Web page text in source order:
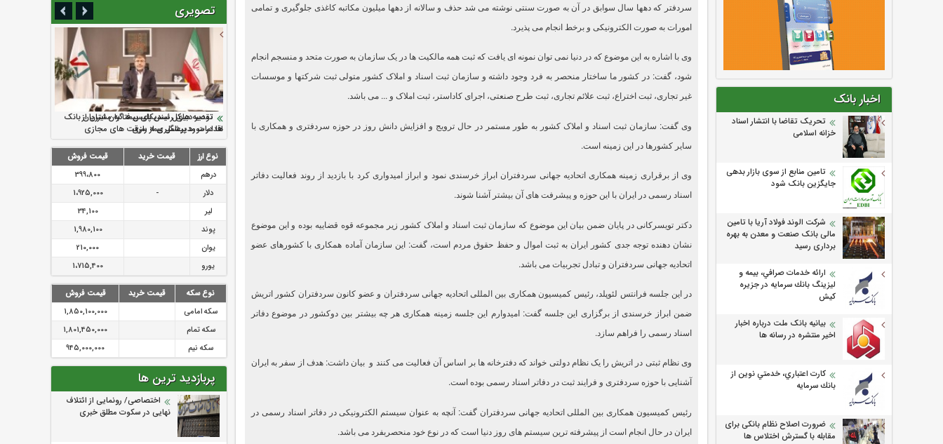
اخبار بانک
تحریک تقاضا با انتشار اسناد
خزانه اسلامی
تامین منابع از سوی بازار بدهی
جایگزین بانک شود
شرکت الوند فولاد آریا با تامین
مالی بانک صنعت و معدن به بهره
برداری رسید
ارائه خدمات صرافي، بيمه و
ليزينگ بانك سرمايه در جزيره
كيش
بیانیه بانک ملت درباره اخبار
اخیر منتشره در رسانه ها
كارت اعتباري، خدمتي نوين از
بانك سرمايه
ضرورت اصلاح نظام بانکی برای
مقابله با گسترش اختلاس ها
سردفتر که دهها سال سوابق در آن به صورت سنتی نوشته می شد حذف و سالانه از دهها میلیون مکاتبه کاغذی جلوگیری و تمامی
امورات به صورت الکترونیکی و برخط انجام می پذیرد.
وی با اشاره به این موضوع که در دنیا نمی توان نمونه ای یافت که ثبت همه مالکیت ها در یک سازمان به صورت متحد و منسجم انجام
شود، گفت: در کشور ما ساختار منحصر به فرد وجود داشته و سازمان ثبت اسناد و املاک کشور متولی ثبت شرکتها و موسسات
غیر تجاری، ثبت اختراع، ثبت علائم تجاری، ثبت طرح صنعتی، اجرای کاداستر، ثبت املاک و ... می باشد.
وی گفت: سازمان ثبت اسناد و املاک کشور به طور مستمر در حال ترویج و افزایش دانش روز در حوزه سردفتری و همکاری با
سایر کشورها در این زمینه است.
وی از برقراری زمینه همکاری اتحادیه جهانی سردفتران ابراز خرسندی نمود و ابراز امیدواری کرد با بازدید از روند فعالیت دفاتر
اسناد رسمی در ایران با این حوزه و پیشرفت های آن بیشتر آشنا شوند.
دکتر تویسرکانی در پایان ضمن بیان این موضوع که سازمان ثبت اسناد و املاک کشور زیر مجموعه قوه قضاییه بوده و این موضوع
نشان دهنده توجه جدی کشور ایران به ثبت اموال و حفظ حقوق مردم است، گفت: این سازمان آماده همکاری با کشورهای عضو
اتحادیه جهانی سردفتران و تبادل تجربیات می باشد.
در این جلسه فرانتس لئوپلد، رئیس کمیسیون همکاری بین المللی اتحادیه جهانی سردفتران و عضو کانون سردفتران کشور اتریش
ضمن ابراز خرسندی از برگزاری این جلسه گفت: امیدوارم این جلسه زمینه همکاری هر چه بیشتر بین دوکشور در موضوع دفاتر
اسناد رسمی را فراهم سازد.
وی نظام ثبتی در اتریش را یک نظام دولتی خواند که دفترخانه ها بر اساس آن فعالیت می کنند و بیان داشت: هدف از سفر به ایران
آشنایی با حوزه سردفتری و فرایند ثبت در دفاتر اسناد رسمی بوده است.
رئیس کمیسیون همکاری بین المللی اتحادیه جهانی سردفتران گفت: آنچه به عنوان سیستم الکترونیکی در دفاتر اسناد رسمی در
ایران در حال انجام است از پیشرفته ترین سیستم های روز دنیا است که در نوع خود منحصربفرد می باشد.
تصویری
ارزش سهام عدالت بالا رفت
سرمایه بیمه کوثر به ۴ همت می‌رسد
نود ثانیه با فولاد سنگان
تقدیر دبیرکل سندیکای بیمه گران ایران از
اقدامات مدیرعامل بیمه رازی
توصیه های رئیس پلیس فتا به مشتریان بانک
ها در مورد پیشگیری از سرقت های مجازی
نوع ارز قیمت خرید
قیمت فروش
درهم
399،800
دلار
-
1،925,000
لیر
34,100
پوند
1,980,100
یوان
210,000
یورو
1،715,400
نوع سکه قیمت خرید
قیمت فروش
سکه امامی
1,850,100,000
سکه تمام
1,801,450,000
سکه نیم
945,000,000
پربازدید ترین ها
اختصاصی/ رونمایی از ائتلاف‌
نهایی در سکوت مطلق خبری